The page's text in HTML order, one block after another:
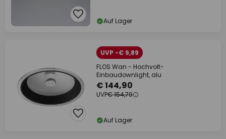
Auf Lager
UVP -€ 9,89
FLOS Wan - Hochvolt-
Einbaudownlight, alu
€ 144,90
UVP€ 154,79
Auf Lager